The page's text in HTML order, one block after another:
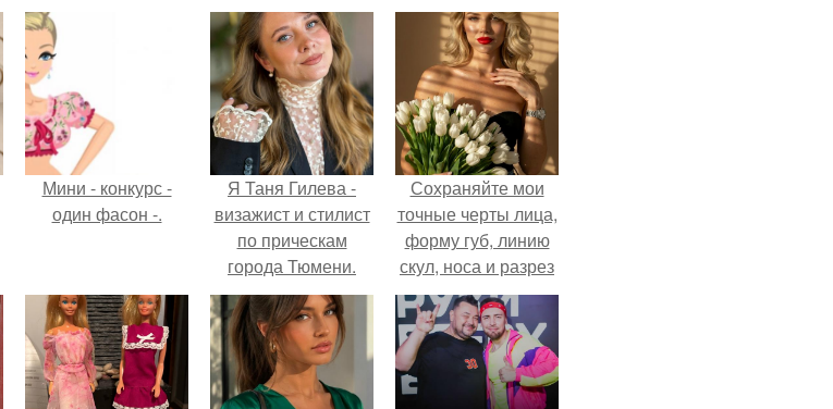
Мини - конкурс -
один фасон -.
Я Таня Гилева -
визажист и стилист
по прическам
города Тюмени.
Сохраняйте мои
точные черты лица,
форму губ, линию
скул, носа и разрез
глаз.